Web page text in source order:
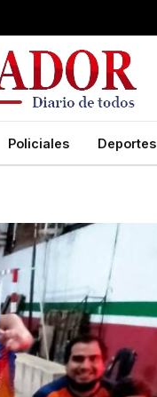
Policiales Deportes